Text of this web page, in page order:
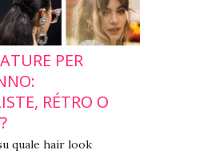
PER
RÉTRO O
quale hair look